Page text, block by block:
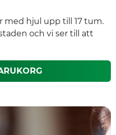
med hjul upp till 17 tum.
och vi ser till att